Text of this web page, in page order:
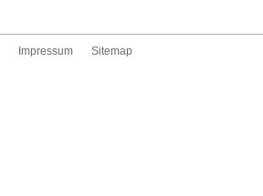
Impressum Sitemap